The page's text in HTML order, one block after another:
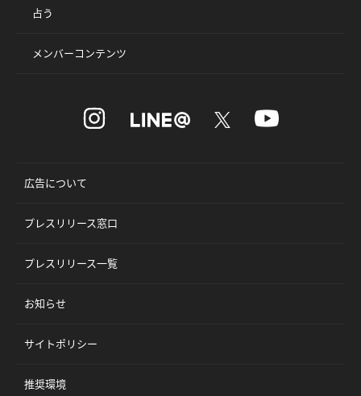
占う
メンバーコンテンツ
広告について
プレスリリース窓口
プレスリリース一覧
お知らせ
サイトポリシー
推奨環境